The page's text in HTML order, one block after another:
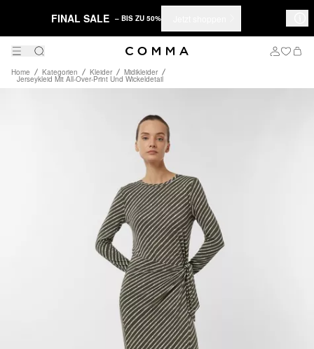
FINAL SALE – BIS ZU 50%
Home Kategorien Kleider Midikleider
Jerseykleid Mit All-Over-Print Und Wickeldetail